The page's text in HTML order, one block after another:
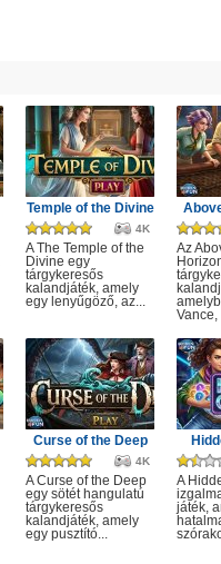
Temple of the Divine
4K
A The Temple of the
Divine egy
tárgykeresős
kalandjáték, amely
egy lenyűgöző, az...
Az
Vance,
Curse of the Deep
4K
A Curse of the Deep
egy sötét hangulatú
tárgykeresős
kalandjáték, amely
egy pusztító...
A
játék,